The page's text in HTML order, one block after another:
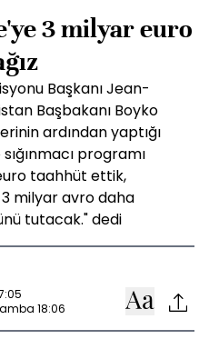
3 milyar euro
Başkanı Jean-
Başbakanı Boyko
ardından yaptığı
programı
taahhüt ettik,
milyar avro daha
tutacak." dedi
18:06